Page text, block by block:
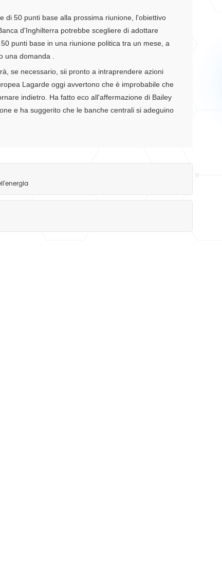
di 50 punti base alla prossima riunione, l'obiettivo
d'Inghilterra potrebbe scegliere di adottare
punti base in una riunione politica tra un mese, a
domanda .
se necessario, sii pronto a intraprendere azioni
Lagarde oggi avvertono che è improbabile che
indietro. Ha fatto eco all'affermazione di Bailey
e ha suggerito che le banche centrali si adeguino